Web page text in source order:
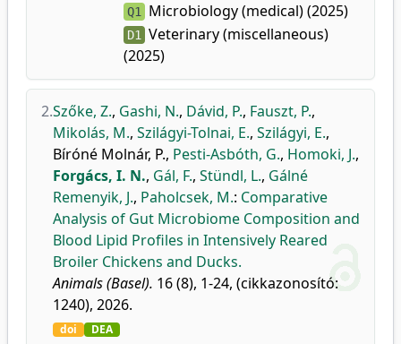
Q1 Microbiology (medical) (2025)
D1 Veterinary (miscellaneous)
(2025)
2.Szőke, Z., Gashi, N., Dávid, P., Fauszt, P.,
Mikolás, M., Szilágyi-Tolnai, E., Szilágyi, E.,
Bíróné Molnár, P., Pesti-Asbóth, G., Homoki, J.,
Forgács, I. N., Gál, F., Stündl, L., Gálné
Remenyik, J., Paholcsek, M.: Comparative
Analysis of Gut Microbiome Composition and
Blood Lipid Profiles in Intensively Reared
Broiler Chickens and Ducks.
Animals (Basel). 16 (8), 1-24, (cikkazonosító:
1240), 2026.
doi DEA